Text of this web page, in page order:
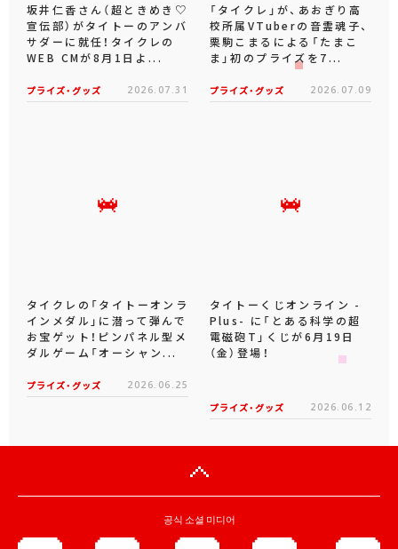
坂井仁香さん（超ときめき♡
宣伝部）がタイトーのアンバ
サダーに就任！タイクレの
WEB CMが8月1日よ...
プライズ・グッズ 2026.07.31
「タイクレ」が、あおぎり高
校所属VTuberの音霊魂子、
栗駒こまるによる「たまこ
ま」初のプライズを7...
プライズ・グッズ 2026.07.09
タイクレの「タイトーオンラ
インメダル」に潜って弾んで
お宝ゲット！ピンパネル型メ
ダルゲーム「オーシャン...
プライズ・グッズ 2026.06.25
タイトーくじオンライン -
Plus- に「とある科学の超
電磁砲T」くじが6月19日
（金）登場！
プライズ・グッズ 2026.06.12
공식 소셜 미디어